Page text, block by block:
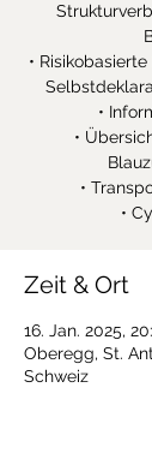
•
•
•
•
•
Zeit & Ort
16. Jan. 2025,
Oberegg, St.
Schweiz